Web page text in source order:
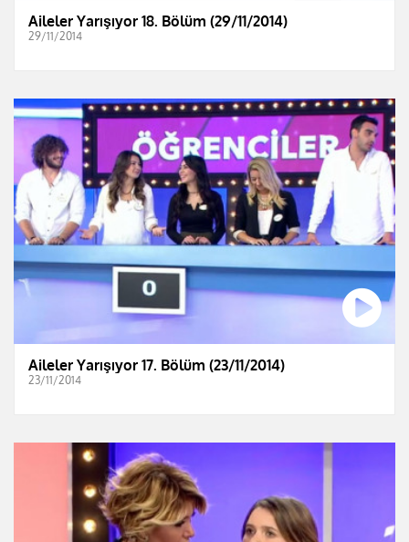
Aileler Yarışıyor 18. Bölüm (29/11/2014)
29/11/2014
Aileler Yarışıyor 17. Bölüm (23/11/2014)
23/11/2014